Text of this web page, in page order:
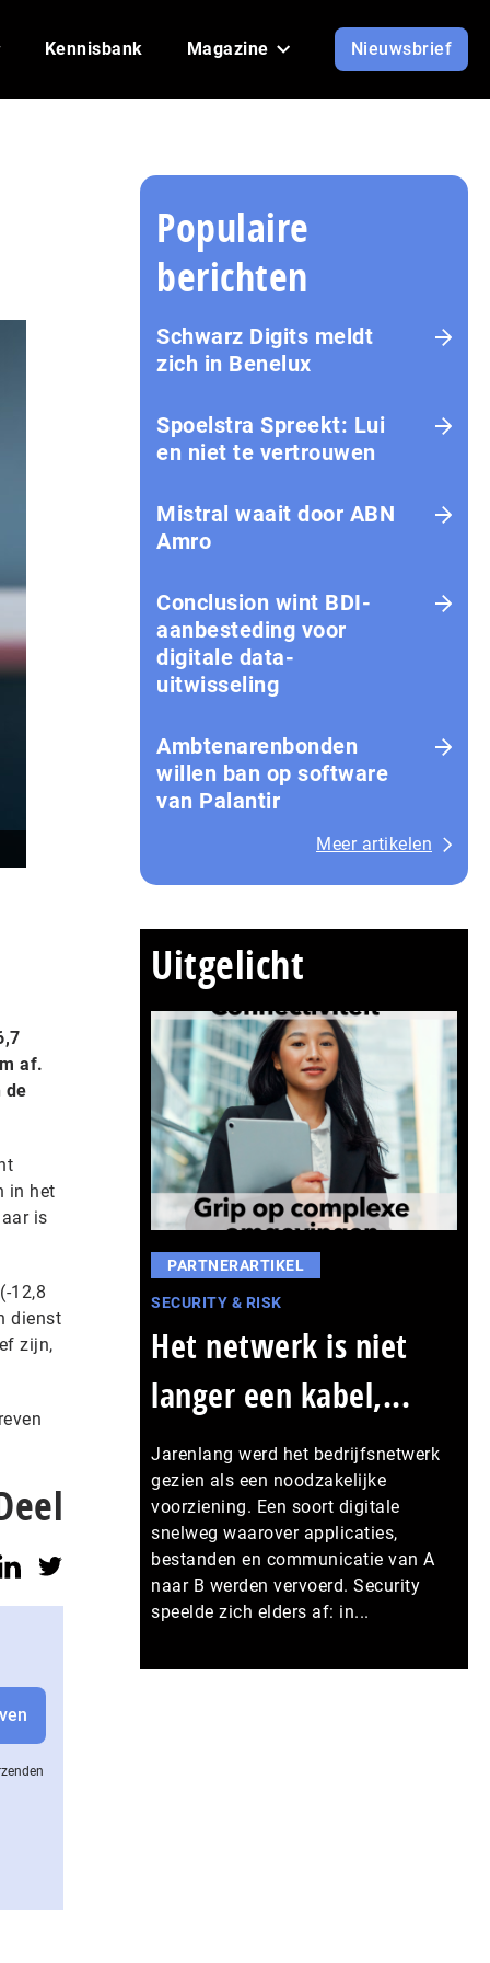
Kennisbank Magazine Nieuwsbrief
af.
de
in het
is
12,8
dienst
zijn,
Populaire
berichten
Schwarz Digits meldt
zich in Benelux
Spoelstra Spreekt: Lui
en niet te vertrouwen
Mistral waait door ABN
Amro
Conclusion wint BDI-
aanbesteding voor
digitale data-
uitwisseling
Ambtenarenbonden
willen ban op software
van Palantir
Meer artikelen
Uitgelicht
PARTNERARTIKEL
SECURITY & RISK
Het netwerk is niet
langer een kabel,...
Jarenlang werd het bedrijfsnetwerk
gezien als een noodzakelijke
voorziening. Een soort digitale
snelweg waarover applicaties,
bestanden en communicatie van A
naar B werden vervoerd. Security
speelde zich elders af: in...